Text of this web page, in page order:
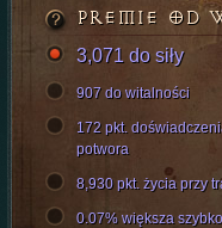
PREMIE OD
3,071 do siły
907 do witalności
172 pkt.
potwora
8,930 pkt. życia przy
0.07% większa